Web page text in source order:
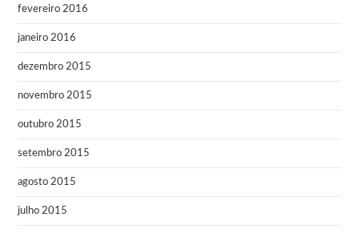
fevereiro 2016
janeiro 2016
dezembro 2015
novembro 2015
outubro 2015
setembro 2015
agosto 2015
julho 2015